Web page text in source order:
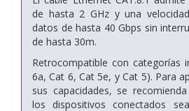
de hasta 2 GHz y una
datos de hasta 40 Gbps sin
de hasta 30m.
Retrocompatible con categorías
6a, Cat 6, Cat 5e, y Cat 5). Para
sus capacidades, se
los dispositivos conectados